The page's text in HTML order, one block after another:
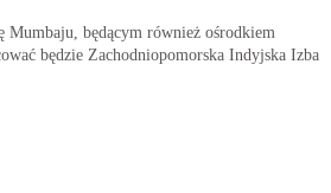
Mumbaju, będącym również ośrodkiem
będzie Zachodniopomorska Indyjska Izba